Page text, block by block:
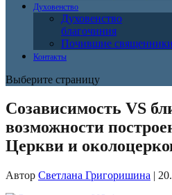
Духовенство
Духовенство
благочиния
Почившие священники
Контакты
Выберите страницу
Созависимость VS
возможности
Церкви и
Автор Светлана Григоришина |